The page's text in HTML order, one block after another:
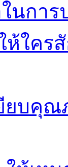
ในกา
ห้ใคร
ยบคุ